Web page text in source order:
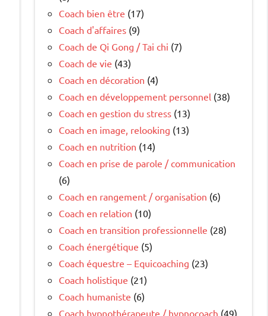
Coach bien être (17)
Coach d'affaires (9)
Coach de Qi Gong / Tai chi (7)
Coach de vie (43)
Coach en décoration (4)
Coach en développement personnel (38)
Coach en gestion du stress (13)
Coach en image, relooking (13)
Coach en nutrition (14)
Coach en prise de parole / communication
(6)
Coach en rangement / organisation (6)
Coach en relation (10)
Coach en transition professionnelle (28)
Coach énergétique (5)
Coach équestre – Equicoaching (23)
Coach holistique (21)
Coach humaniste (6)
Coach hypnothérapeute / hypnocoach (49)